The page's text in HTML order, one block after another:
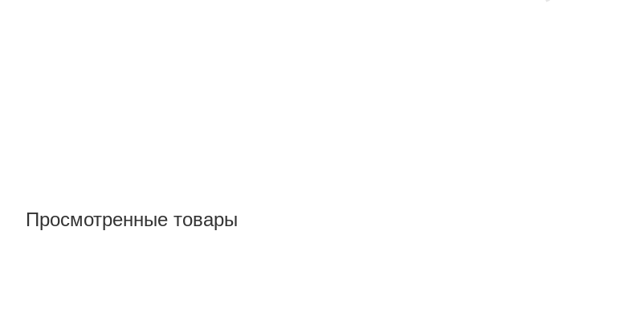
Просмотренные товары